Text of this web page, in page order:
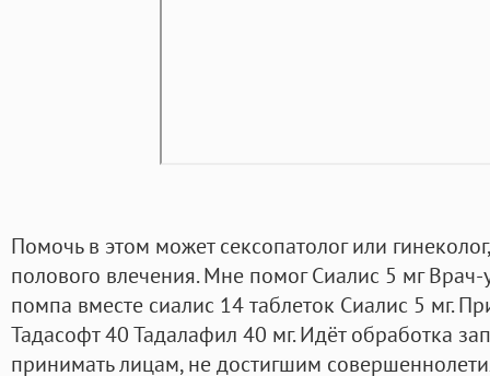
Помочь в этом может сексопатолог или
полового влечения. Мне помог Сиалис 5 мг
помпа вместе сиалис 14 таблеток Сиалис 5 мг.
Тадасофт 40 Тадалафил 40 мг. Идёт обработка
принимать лицам, не достигшим